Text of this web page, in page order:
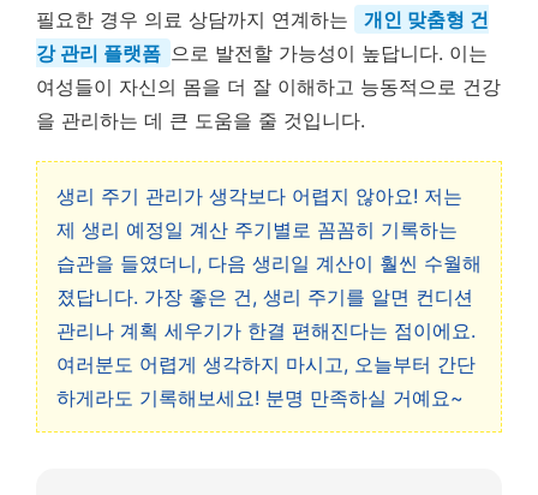
필요한 경우 의료 상담까지 연계하는
개인 맞춤형 건
강 관리 플랫폼 으로 발전할 가능성이 높답니다. 이는
여성들이 자신의 몸을 더 잘 이해하고 능동적으로 건강
을 관리하는 데 큰 도움을 줄 것입니다.
생리 주기 관리가 생각보다 어렵지 않아요! 저는
제 생리 예정일 계산 주기별로 꼼꼼히 기록하는
습관을 들였더니, 다음 생리일 계산이 훨씬 수월해
졌답니다. 가장 좋은 건, 생리 주기를 알면 컨디션
관리나 계획 세우기가 한결 편해진다는 점이에요.
여러분도 어렵게 생각하지 마시고, 오늘부터 간단
하게라도 기록해보세요! 분명 만족하실 거예요~